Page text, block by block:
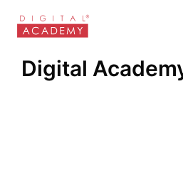
Digital